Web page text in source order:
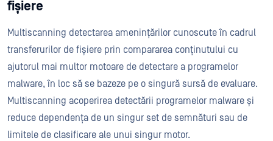
fișiere
Multiscanning detectarea amenințărilor cunoscute în cadrul
transferurilor de fișiere prin compararea conținutului cu
ajutorul mai multor motoare de detectare a programelor
malware, în loc să se bazeze pe o singură sursă de evaluare.
Multiscanning acoperirea detectării programelor malware și
reduce dependența de un singur set de semnături sau de
limitele de clasificare ale unui singur motor.